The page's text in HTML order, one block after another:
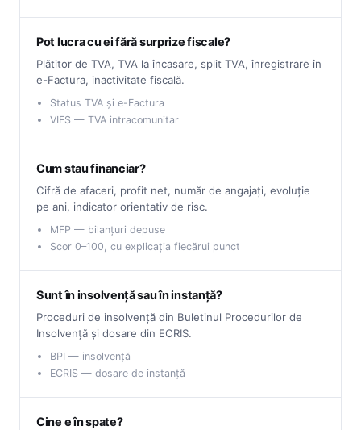
Pot lucra cu ei fără surprize fiscale?
Plătitor de TVA, TVA la încasare, split TVA, înregistrare în
e-Factura, inactivitate fiscală.
Status TVA și e-Factura
VIES — TVA intracomunitar
Cum stau financiar?
Cifră de afaceri, profit net, număr de angajați, evoluție
pe ani, indicator orientativ de risc.
MFP — bilanțuri depuse
Scor 0–100, cu explicația fiecărui punct
Sunt în insolvență sau în instanță?
Proceduri de insolvență din Buletinul Procedurilor de
Insolvență și dosare din ECRIS.
BPI — insolvență
ECRIS — dosare de instanță
Cine e în spate?